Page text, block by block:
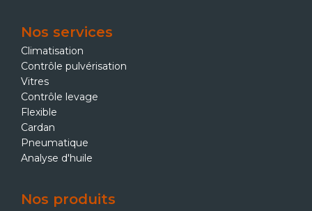
Nos services
Climatisation
Contrôle pulvérisation
Vitres
Contrôle levage
Flexible
Cardan
Pneumatique
Analyse d'huile
Nos produits